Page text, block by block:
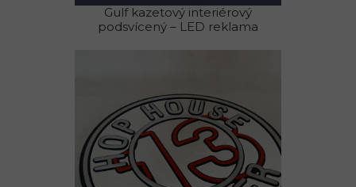
Gulf kazetový interiérový
podsvícený – LED reklama